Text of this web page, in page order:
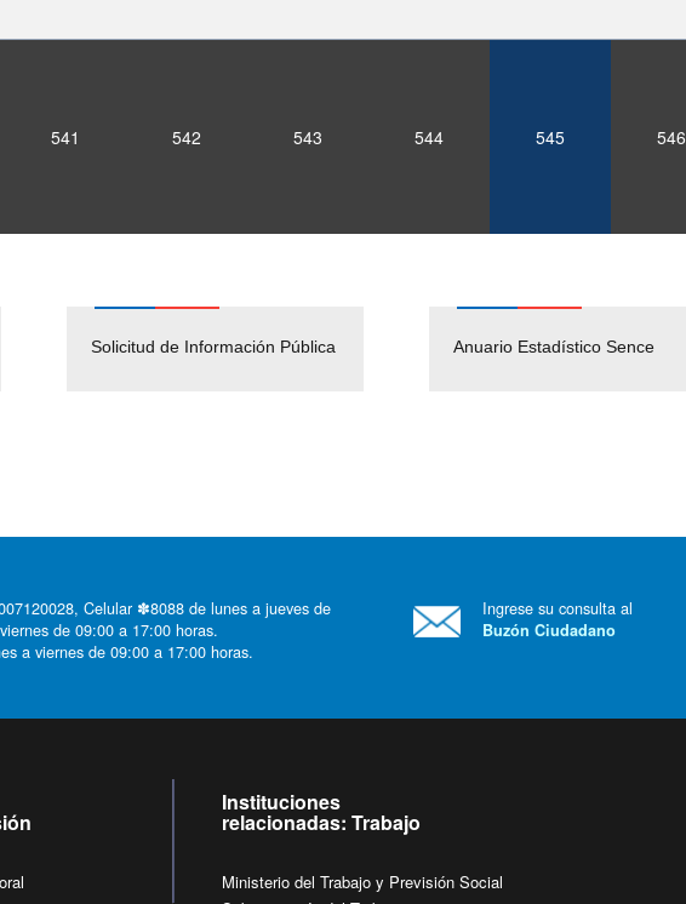
541 542 543 544 545 546
Solicitud de Información Pública Anuario Estadístico Sence
Empleos Públicos
Solicitud Audiencias y
OIRS Regionales
Celular ✽8088 de lunes a jueves de
de 09:00 a 17:00 horas.
a viernes de 09:00 a 17:00 horas.
Ingrese su consulta al
Buzón Ciudadano
Instituciones
relacionadas: Trabajo
Ministerio del Trabajo y Previsión Social